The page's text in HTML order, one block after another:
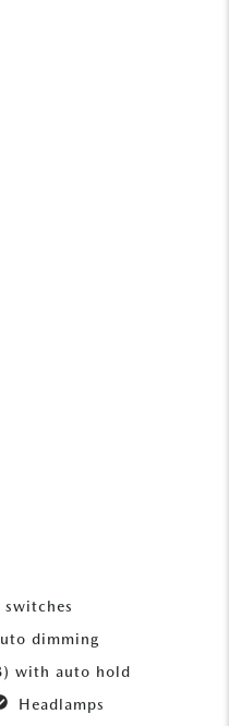
dimming
with auto hold
Headlamps